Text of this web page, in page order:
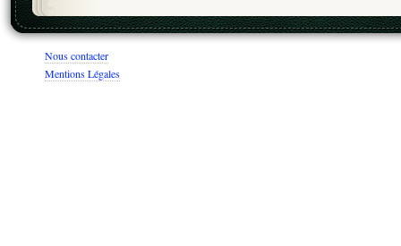
Nous contacter
Mentions Légales